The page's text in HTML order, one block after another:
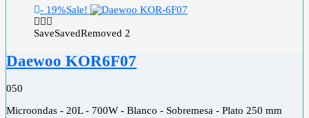
- 19%Sale!
SaveSavedRemoved 2
Daewoo KOR6F07
050
Microondas - 20L - 700W - Blanco - Sobremesa - Plato 250 mm